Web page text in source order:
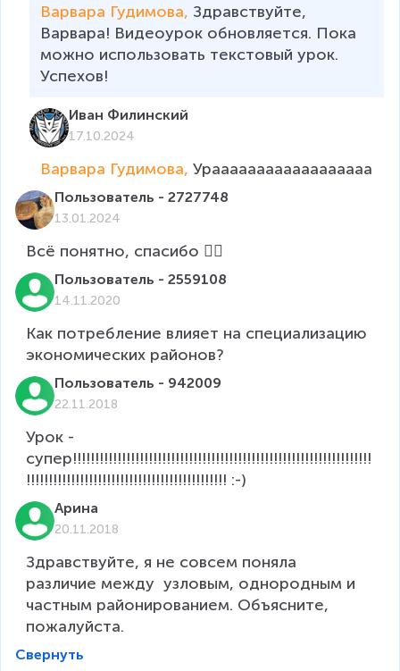
Варвара Гудимова, Здравствуйте,
Варвара! Видеоурок обновляется. Пока
можно использовать текстовый урок.
Успехов!
Иван Филинский
17.10.2024
Варвара Гудимова, Ураааааааааааааааааа
Пользователь - 2727748
13.01.2024
Всё понятно, спасибо 👍🏻
Пользователь - 2559108
14.11.2020
Как потребление влияет на специализацию
экономических районов?
Пользователь - 942009
22.11.2018
Урок -
супер!!!!!!!!!!!!!!!!!!!!!!!!!!!!!!!!!!!!!!!!!!!!!!!!!!!!!!!!!!!!!!!!!!!
!!!!!!!!!!!!!!!!!!!!!!!!!!!!!!!!!!!!!!!!!!!!! :-)
Арина
20.11.2018
Здравствуйте, я не совсем поняла
различие между  узловым, однородным и
частным районированием. Объясните,
пожалуйста.
Свернуть